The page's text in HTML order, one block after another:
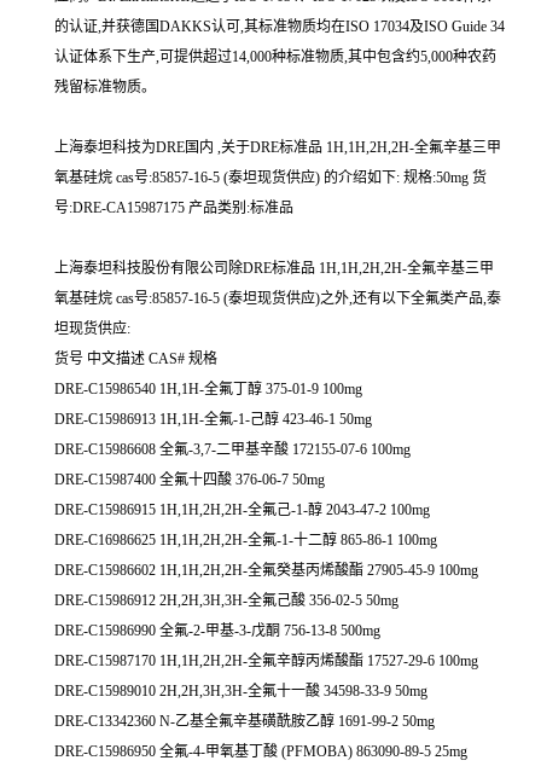
的认证,并获德国DAKKS认可,其标准物质均在ISO 17034及ISO Guide 34
认证体系下生产,可提供超过14,000种标准物质,其中包含约5,000种农药
残留标准物质。
上海泰坦科技为DRE国内 ,关于DRE标准品 1H,1H,2H,2H-全氟辛基三甲
氧基硅烷 cas号:85857-16-5 (泰坦现货供应) 的介绍如下: 规格:50mg 货
号:DRE-CA15987175 产品类别:标准品
上海泰坦科技股份有限公司除DRE标准品 1H,1H,2H,2H-全氟辛基三甲
氧基硅烷 cas号:85857-16-5 (泰坦现货供应)之外,还有以下全氟类产品,泰
坦现货供应:
货号 中文描述 CAS# 规格
DRE-C15986540 1H,1H-全氟丁醇 375-01-9 100mg
DRE-C15986913 1H,1H-全氟-1-己醇 423-46-1 50mg
DRE-C15986608 全氟-3,7-二甲基辛酸 172155-07-6 100mg
DRE-C15987400 全氟十四酸 376-06-7 50mg
DRE-C15986915 1H,1H,2H,2H-全氟己-1-醇 2043-47-2 100mg
DRE-C16986625 1H,1H,2H,2H-全氟-1-十二醇 865-86-1 100mg
DRE-C15986602 1H,1H,2H,2H-全氟癸基丙烯酸酯 27905-45-9 100mg
DRE-C15986912 2H,2H,3H,3H-全氟己酸 356-02-5 50mg
DRE-C15986990 全氟-2-甲基-3-戊酮 756-13-8 500mg
DRE-C15987170 1H,1H,2H,2H-全氟辛醇丙烯酸酯 17527-29-6 100mg
DRE-C15989010 2H,2H,3H,3H-全氟十一酸 34598-33-9 50mg
DRE-C13342360 N-乙基全氟辛基磺酰胺乙醇 1691-99-2 50mg
DRE-C15986950 全氟-4-甲氧基丁酸 (PFMOBA) 863090-89-5 25mg